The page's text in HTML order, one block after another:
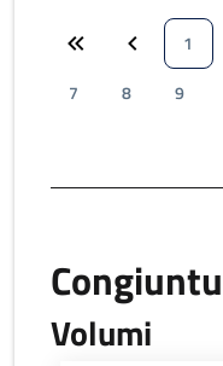
1
7
8 9
Volumi